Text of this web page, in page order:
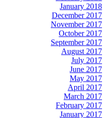
January 2018
December 2017
November 2017
October 2017
September 2017
August 2017
July 2017
June 2017
May 2017
April 2017
March 2017
February 2017
January 2017